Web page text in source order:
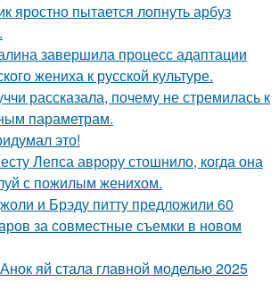
яростно пытается лопнуть арбуз
завершила процесс адаптации
жениха к русской культуре.
рассказала, почему не стремилась к
параметрам.
это!
Лепса аврору стошнило, когда она
с пожилым женихом.
и Брэду питту предложили 60
за совместные съемки в новом
яй стала главной моделью 2025